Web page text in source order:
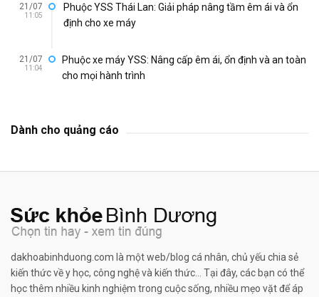
21/07
11:05
Phuộc YSS Thái Lan: Giải pháp nâng tầm êm ái và ổn
định cho xe máy
21/07
11:04
Phuộc xe máy YSS: Nâng cấp êm ái, ổn định và an toàn
cho mọi hành trình
Dành cho quảng cáo
dakhoabinhduong.com là một web/blog cá nhân, chủ yếu chia sẻ
kiến thức về y học, công nghệ và kiến thức... Tại đây, các bạn có thể
học thêm nhiều kinh nghiệm trong cuộc sống, nhiều mẹo vặt để áp